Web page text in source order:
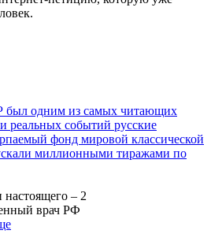
был одним из самых читающих
реальных событий русские
фонд мировой классической
миллионными тиражами по
– 2
врач РФ